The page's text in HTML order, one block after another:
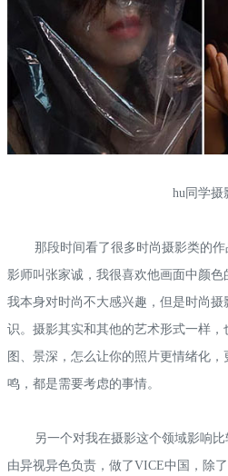
hu同学摄
那段时间看了很多时尚摄影类的
影师叫张家诚，我很喜欢他画面中颜
我本身对时尚不大感兴趣，但是时尚
识。摄影其实和其他的艺术形式一样
图、景深，怎么让你的照片更情绪化
鸣，都是需要考虑的事情。
另一个对我在摄影这个领域影响
由异视异色负责，做了VICE中国，除